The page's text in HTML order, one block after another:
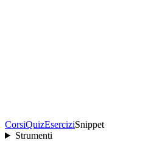
CorsiQuizEserciziSnippet
Strumenti